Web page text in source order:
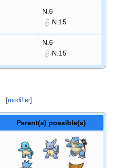
N.6
N.15
N.6
N.15
[modifier]
Parent(s) possible(s)